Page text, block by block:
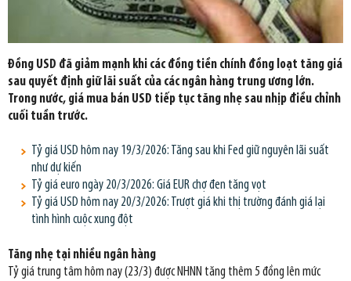
Đồng USD đã giảm mạnh khi các đồng tiền chính đồng loạt tăng giá
sau quyết định giữ lãi suất của các ngân hàng trung ương lớn.
Trong nước, giá mua bán USD tiếp tục tăng nhẹ sau nhịp điều chỉnh
cuối tuần trước.
Tỷ giá USD hôm nay 19/3/2026: Tăng sau khi Fed giữ nguyên lãi suất
như dự kiến
Tỷ giá euro ngày 20/3/2026: Giá EUR chợ đen tăng vọt
Tỷ giá USD hôm nay 20/3/2026: Trượt giá khi thị trường đánh giá lại
tình hình cuộc xung đột
Tăng nhẹ tại nhiều ngân hàng
Tỷ giá trung tâm hôm nay (23/3) được NHNN tăng thêm 5 đồng lên mức